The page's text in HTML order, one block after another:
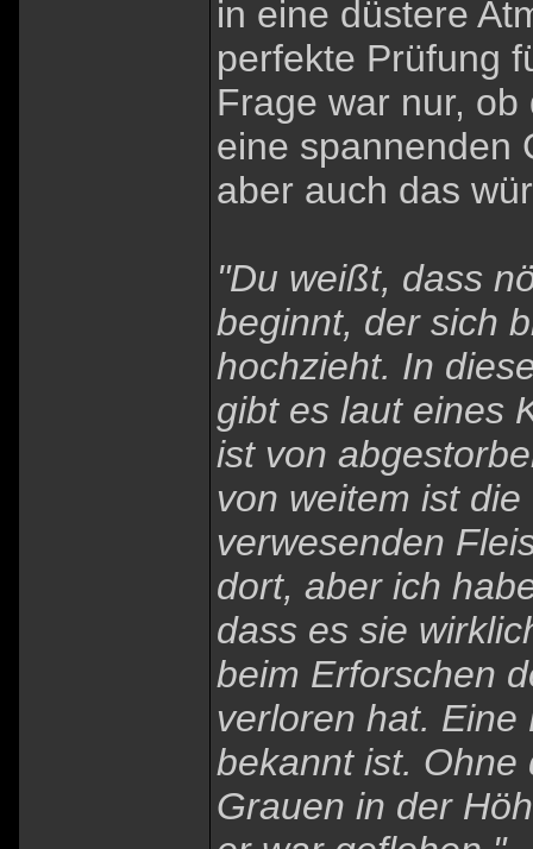
in eine düstere
perfekte Prüfung
Frage war nur,
eine spannenden
aber auch das
"Du weißt, dass
beginnt, der sich
hochzieht. In
gibt es laut eines
ist von
von weitem ist
verwesenden
dort, aber ich
dass es sie
beim Erforschen
verloren hat.
bekannt ist. Ohne
Grauen in der